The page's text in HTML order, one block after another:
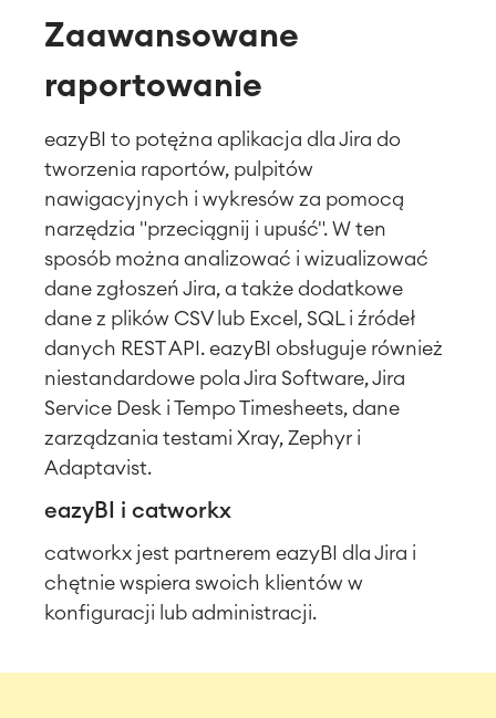
Zaawansowane
raportowanie
eazyBI to potężna aplikacja dla Jira do
tworzenia raportów, pulpitów
nawigacyjnych i wykresów za pomocą
narzędzia "przeciągnij i upuść". W ten
sposób można analizować i wizualizować
dane zgłoszeń Jira, a także dodatkowe
dane z plików CSV lub Excel, SQL i źródeł
danych REST API. eazyBI obsługuje również
niestandardowe pola Jira Software, Jira
Service Desk i Tempo Timesheets, dane
zarządzania testami Xray, Zephyr i
Adaptavist.
eazyBI i catworkx
catworkx jest partnerem eazyBI dla Jira i
chętnie wspiera swoich klientów w
konfiguracji lub administracji.